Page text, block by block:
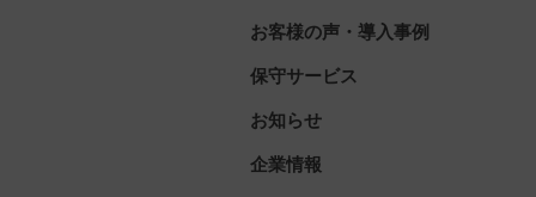
お客様の声・導入事例
保守サービス
お知らせ
企業情報